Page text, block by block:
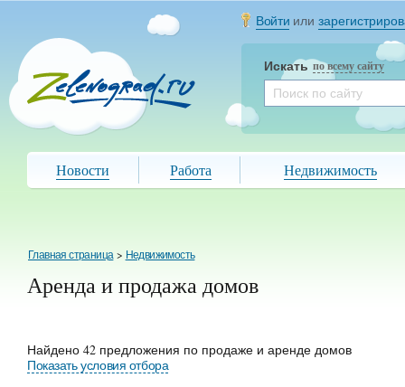
Войти или
Искать по всему сайту
Новости Работа Недвижимость
Главная страница > Недвижимость
Аренда и продажа домов
Найдено 42 предложения по продаже и аренде домов
Показать условия отбора